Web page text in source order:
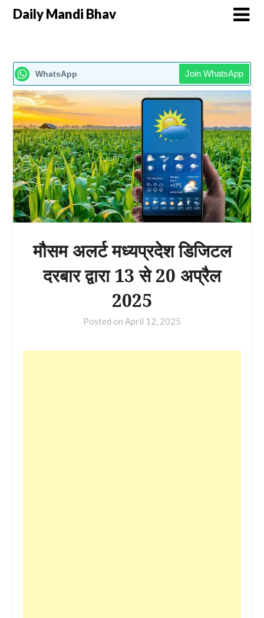
Daily Mandi Bhav
WhatsApp Join WhatsApp
मौसम अलर्ट मध्यप्रदेश डिजिटल
दरबार द्वारा 13 से 20 अप्रैल
2025
Posted on April 12, 2025